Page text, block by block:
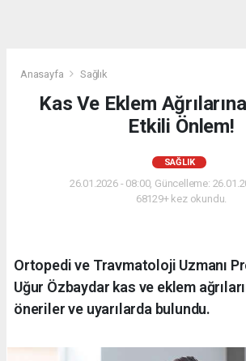
Anasayfa Sağlık
Kas Ve Eklem
Etkili Önlem!
SAĞLIK
26.01.2026 - 08:00, Güncelleme:
68129+ kez okundu.
Ortopedi ve Travmatoloji Uzmanı
Uğur Özbaydar kas ve eklem
öneriler ve uyarılarda bulundu.